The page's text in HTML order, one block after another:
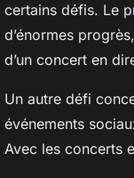
certains défis. Le
d’énormes
d’un concert en
Un autre défi
événements
Avec les concerts